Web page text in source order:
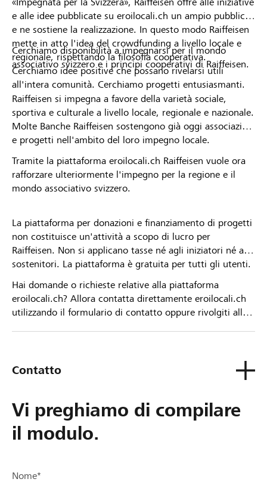
e alle idee pubblicate su eroilocali.ch un ampio pubblico
e ne sostiene la realizzazione. In questo modo Raiffeisen
mette in atto l'idea del crowdfunding a livello locale e
regionale, rispettando la filosofia cooperativa.
Cerchiamo idee positive che possano rivelarsi utili
all'intera comunità. Cerchiamo progetti entusiasmanti.
Cerchiamo disponibilità a impegnarsi per il mondo
associativo svizzero e i principi cooperativi di Raiffeisen.
Raiffeisen si impegna a favore della varietà sociale,
sportiva e culturale a livello locale, regionale e nazionale.
Molte Banche Raiffeisen sostengono già oggi associazioni
e progetti nell'ambito del loro impegno locale.
Tramite la piattaforma eroilocali.ch Raiffeisen vuole ora
rafforzare ulteriormente l'impegno per la regione e il
mondo associativo svizzero.
La piattaforma per donazioni e finanziamento di progetti
non costituisce un'attività a scopo di lucro per
Raiffeisen. Non si applicano tasse né agli iniziatori né ai
sostenitori. La piattaforma è gratuita per tutti gli utenti.
Hai domande o richieste relative alla piattaforma
eroilocali.ch? Allora contatta direttamente eroilocali.ch
utilizzando il formulario di contatto oppure rivolgiti alla
Contatto
Vi preghiamo di compilare
il modulo.
Nome*